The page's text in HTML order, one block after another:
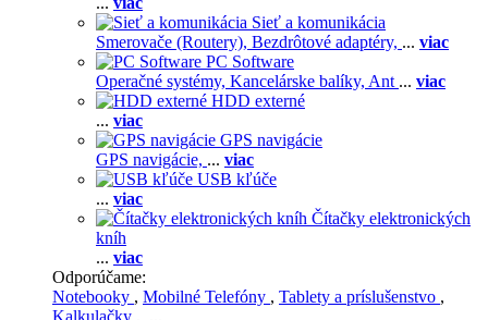
Sieť a komunikácia
Smerovače (Routery), Bezdrôtové adaptéry, ... viac
PC Software
Operačné systémy, Kancelárske balíky, Ant ... viac
HDD externé
... viac
GPS navigácie
GPS navigácie, ... viac
USB kľúče
... viac
Čítačky elektronických
kníh
... viac
Odporúčame:
Notebooky , Mobilné Telefóny , Tablety a príslušenstvo ,
Kalkulačky , ...